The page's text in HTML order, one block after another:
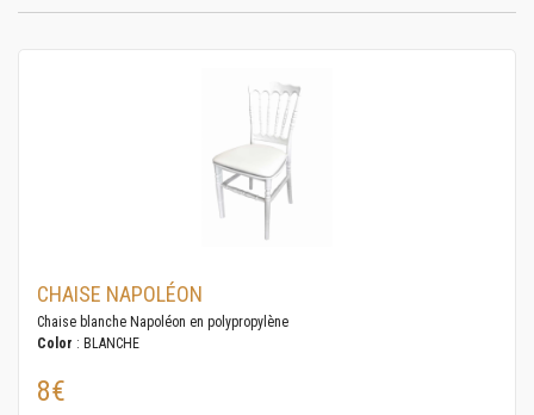
CHAISE NAPOLÉON
Chaise blanche Napoléon en polypropylène
Color : BLANCHE
8€